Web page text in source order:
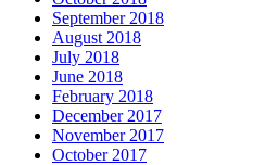
September 2018
August 2018
July 2018
June 2018
February 2018
December 2017
November 2017
October 2017